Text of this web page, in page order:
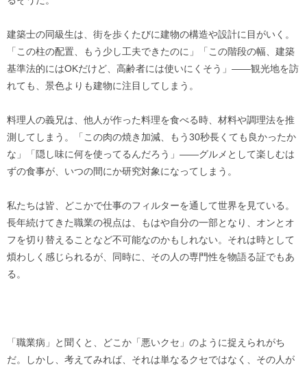
建築士の同級生は、街を歩くたびに建物の構造や設計に目がいく。
「この柱の配置、もう少し工夫できたのに」「この階段の幅、建築
基準法的にはOKだけど、高齢者には使いにくそう」——観光地を訪
れても、景色よりも建物に注目してしまう。
料理人の義兄は、他人が作った料理を食べる時、材料や調理法を推
測してしまう。「この肉の焼き加減、もう30秒長くても良かったか
な」「隠し味に何を使ってるんだろう」——グルメとして楽しむは
ずの食事が、いつの間にか研究対象になってしまう。
私たちは皆、どこかで仕事のフィルターを通して世界を見ている。
長年続けてきた職業の視点は、もはや自分の一部となり、オンとオ
フを切り替えることなど不可能なのかもしれない。それは時として
煩わしく感じられるが、同時に、その人の専門性を物語る証でもあ
る。
「職業病」と聞くと、どこか「悪いクセ」のように捉えられがち
だ。しかし、考えてみれば、それは単なるクセではなく、その人が